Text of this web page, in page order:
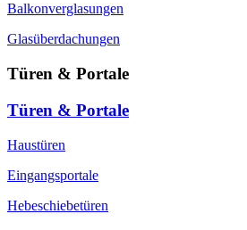
Balkonverglasungen
Glasüberdachungen
Türen & Portale
Türen & Portale
Haustüren
Eingangsportale
Hebeschiebetüren